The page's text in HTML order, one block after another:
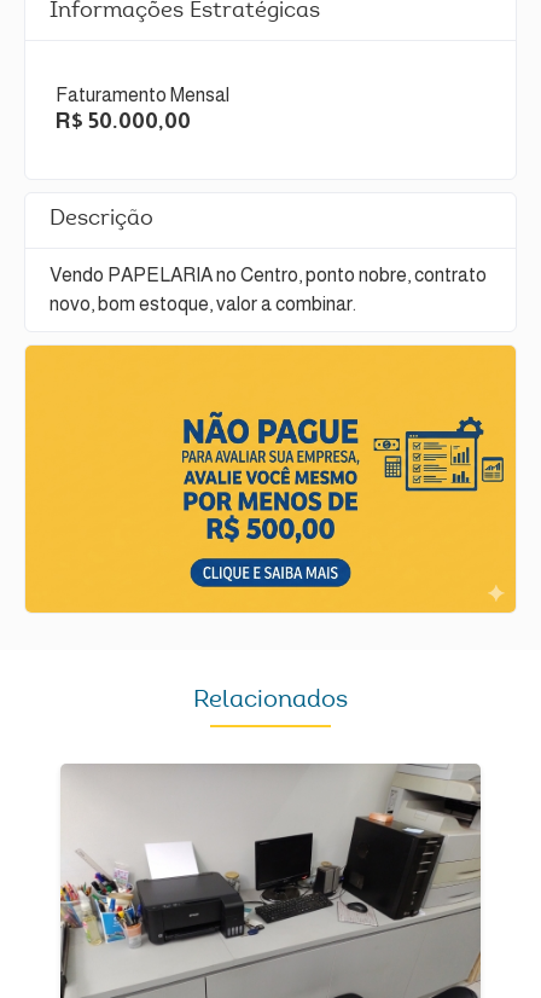
Informações Estratégicas
Faturamento Mensal
R$ 50.000,00
Descrição
Vendo PAPELARIA no Centro, ponto nobre, contrato
novo, bom estoque, valor a combinar.
Relacionados